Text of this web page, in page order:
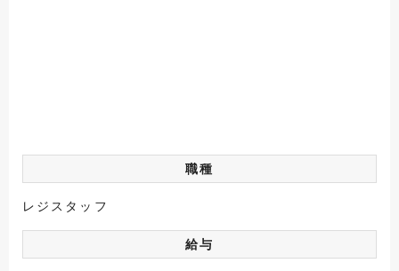
職種
レジスタッフ
給与